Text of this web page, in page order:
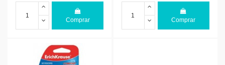
Comprar Comprar